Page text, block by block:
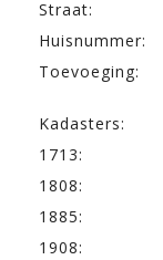
Straat:
Huisnummer:
Toevoeging:
Kadasters:
1713:
1808:
1885:
1908: